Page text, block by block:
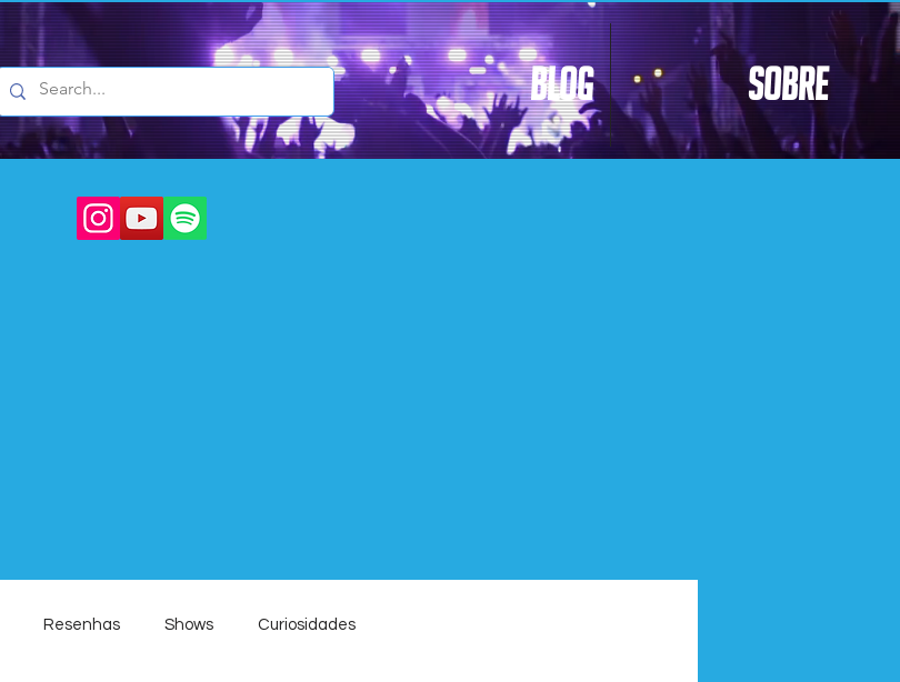
Blog Sobre
Resenhas Shows Curiosidades